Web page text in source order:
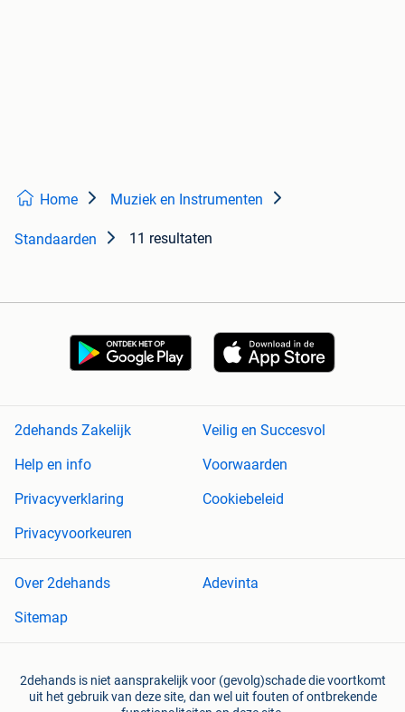
Home Muziek en Instrumenten
Standaarden 11 resultaten
2dehands Zakelijk
Veilig en Succesvol
Help en info
Voorwaarden
Privacyverklaring
Cookiebeleid
Privacyvoorkeuren
Over 2dehands
Adevinta
Sitemap
2dehands is niet aansprakelijk voor (gevolg)schade die voortkomt
uit het gebruik van deze site, dan wel uit fouten of ontbrekende